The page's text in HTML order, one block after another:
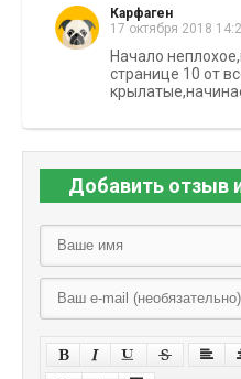
Карфаген
17 октября 2018
Начало
странице 10 от
Добавить отзыв